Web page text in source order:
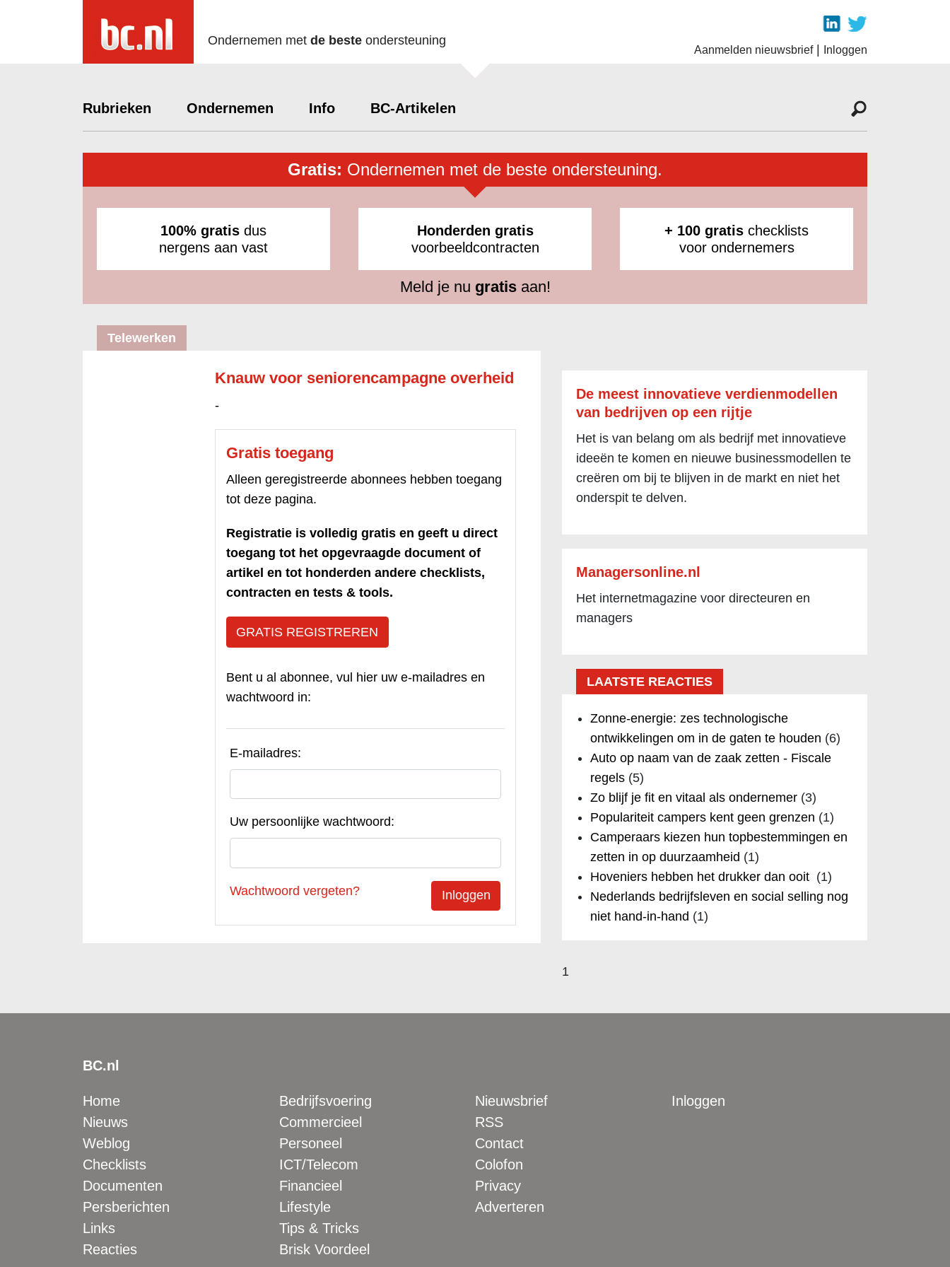
Ondernemen met de beste ondersteuning
Aanmelden nieuwsbrief| Inloggen
Rubrieken Ondernemen Info BC-Artikelen
Gratis: Ondernemen met de beste ondersteuning.
100% gratis dus
nergens aan vast
Honderden gratis
voorbeeldcontracten
+ 100 gratis checklists
voor ondernemers
Meld je nu gratisaan!
Telewerken
Knauw voor seniorencampagne overheid
-
Gratis toegang
Alleen geregistreerde abonnees hebben toegang
tot deze pagina.
Registratie is volledig gratis en geeft u direct
toegang tot het opgevraagde document of
artikel en tot honderden andere checklists,
contracten en tests & tools.
GRATIS REGISTREREN
Bent u al abonnee, vul hier uw e-mailadres en
wachtwoord in:
E-mailadres:
Uw persoonlijke wachtwoord:
Wachtwoord vergeten?
De meest innovatieve verdienmodellen
van bedrijven op een rijtje
Het is van belang om als bedrijf met innovatieve
ideeën te komen en nieuwe businessmodellen te
creëren om bij te blijven in de markt en niet het
onderspit te delven.
Managersonline.nl
Het internetmagazine voor directeuren en
managers
LAATSTE REACTIES
Zonne-energie: zes technologische
ontwikkelingen om in de gaten te houden (6)
Auto op naam van de zaak zetten - Fiscale
regels(5)
Zo blijf je fit en vitaal als ondernemer(3)
Populariteit campers kent geen grenzen (1)
Camperaars kiezen hun topbestemmingen en
zetten in op duurzaamheid (1)
Hoveniers hebben het drukker dan ooit (1)
Nederlands bedrijfsleven en social selling nog
niet hand-in-hand (1)
1
BC.nl
Home
Nieuws
Weblog
Checklists
Documenten
Persberichten
Links
Reacties
Bedrijfsvoering
Commercieel
Personeel
ICT/Telecom
Financieel
Lifestyle
Tips & Tricks
Brisk Voordeel
Nieuwsbrief
RSS
Contact
Colofon
Privacy
Adverteren
Inloggen